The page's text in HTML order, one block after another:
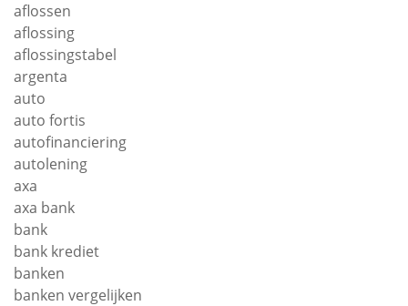
aflossen
aflossing
aflossingstabel
argenta
auto
auto fortis
autofinanciering
autolening
axa
axa bank
bank
bank krediet
banken
banken vergelijken